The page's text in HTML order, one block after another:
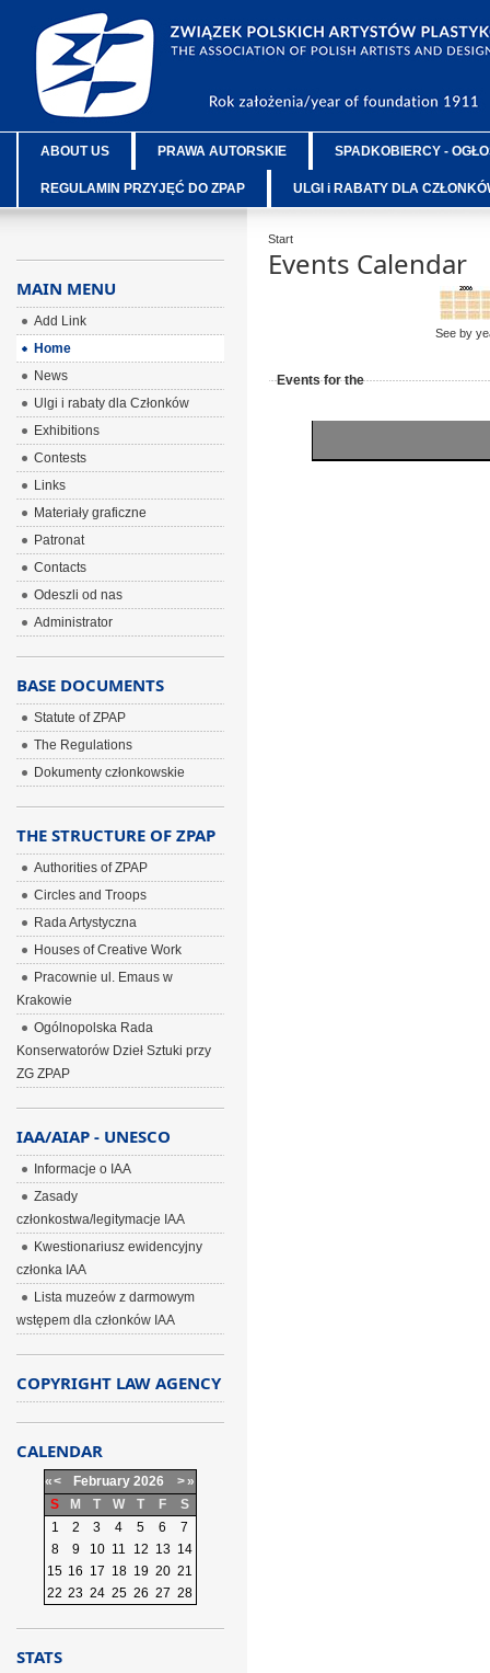
ABOUT US PRAWA AUTORSKIE SPADKOBIERCY -
REGULAMIN PRZYJĘĆ DO ZPAP ULGI i RABATY DLA
Start
Events Calendar
See by
Events for the
MAIN MENU
Add Link
Home
News
Ulgi i rabaty dla Członków
Exhibitions
Contests
Links
Materiały graficzne
Patronat
Contacts
Odeszli od nas
Administrator
BASE DOCUMENTS
Statute of ZPAP
The Regulations
Dokumenty członkowskie
THE STRUCTURE OF ZPAP
Authorities of ZPAP
Circles and Troops
Rada Artystyczna
Houses of Creative Work
Pracownie ul. Emaus w
Krakowie
Ogólnopolska Rada
Konserwatorów Dzieł Sztuki przy
ZG ZPAP
IAA/AIAP - UNESCO
Informacje o IAA
Zasady
członkostwa/legitymacje IAA
Kwestionariusz ewidencyjny
członka IAA
Lista muzeów z darmowym
wstępem dla członków IAA
COPYRIGHT LAW AGENCY
CALENDAR
«< February 2026 >»
S
M T W T F
S
1
2 3 4 5 6
7
8
9 10 11 12 13 14
15 16 17 18 19 20 21
22 23 24 25 26 27 28
STATS